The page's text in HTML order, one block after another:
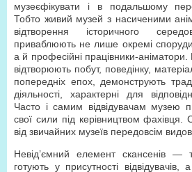
музеєфікувати і в подальшому
Тобто живий музей з насиченими
відтворення історичного
приваблюють не лише окремі
а й професійні працівники-
відтворюють побут, поведінку,
попередніх епох, демонструють
діяльності, характерні для
Часто і самим відвідувачам музею
свої сили під керівництвом фахівця.
від звичайних музеїв передовсім
Невід’ємний елемент скансенів —
готують у присутності відвідувачів,